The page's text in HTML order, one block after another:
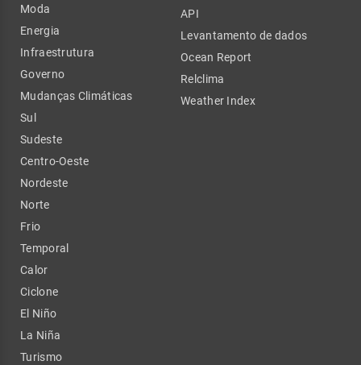
Moda
Energia
Infraestrutura
Governo
Mudanças Climáticas
Sul
Sudeste
Centro-Oeste
Nordeste
Norte
Frio
Temporal
Calor
Ciclone
El Niño
La Niña
Turismo
API
Levantamento de dados
Ocean Report
Relclima
Weather Index